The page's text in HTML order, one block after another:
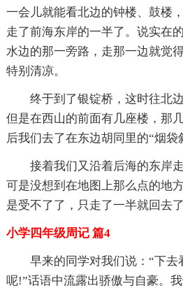
一会儿就能看北边的钟楼、鼓楼
走了前海东岸的一半了。说实在
水边的那一旁路，走那一边就觉
特别清凉。
终于到了银锭桥，这时往北
但是在西山的前面有几座楼，那
后我们去了在东边胡同里的“烟袋
接着我们又沿着后海的东岸
可是没想到在地图上那么点的地
是受不了了，只走了一半就回去了
小学四年级周记 篇4
早来的同学对我们说：“下
呢!”话语中流露出骄傲与自豪。